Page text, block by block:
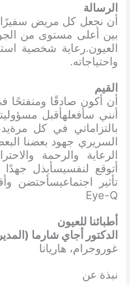
الرسالة
بين أعلى مستوى من
العيون.رعاية شخصية
واحتياجاته.
القيم
أن أكون صادقًا ومنفتحًا
أنني سأفعلهأقبل
بالتزاماتي في كل
السريري جهود بعضنا
الرعاية والرحمة
أتوقع لنفسيسأبذل
تأثير اجتماعيسأحتضن
Eye-Q
أطبائنا للعيون
الدكتور أجاي شارما
غوروجرام، هاريانا
نبذة عن